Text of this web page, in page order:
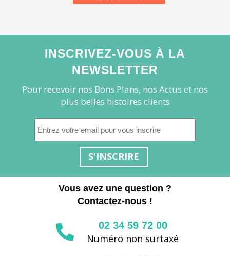
INSCRIVEZ-VOUS À LA
NEWSLETTER
Pour recevoir nos Bons Plans, nos Actus et nos
plus belles histoires clients
S'INSCRIRE
Vous avez une question ?
Contactez-nous !
02 34 59 72 00
Numéro non surtaxé